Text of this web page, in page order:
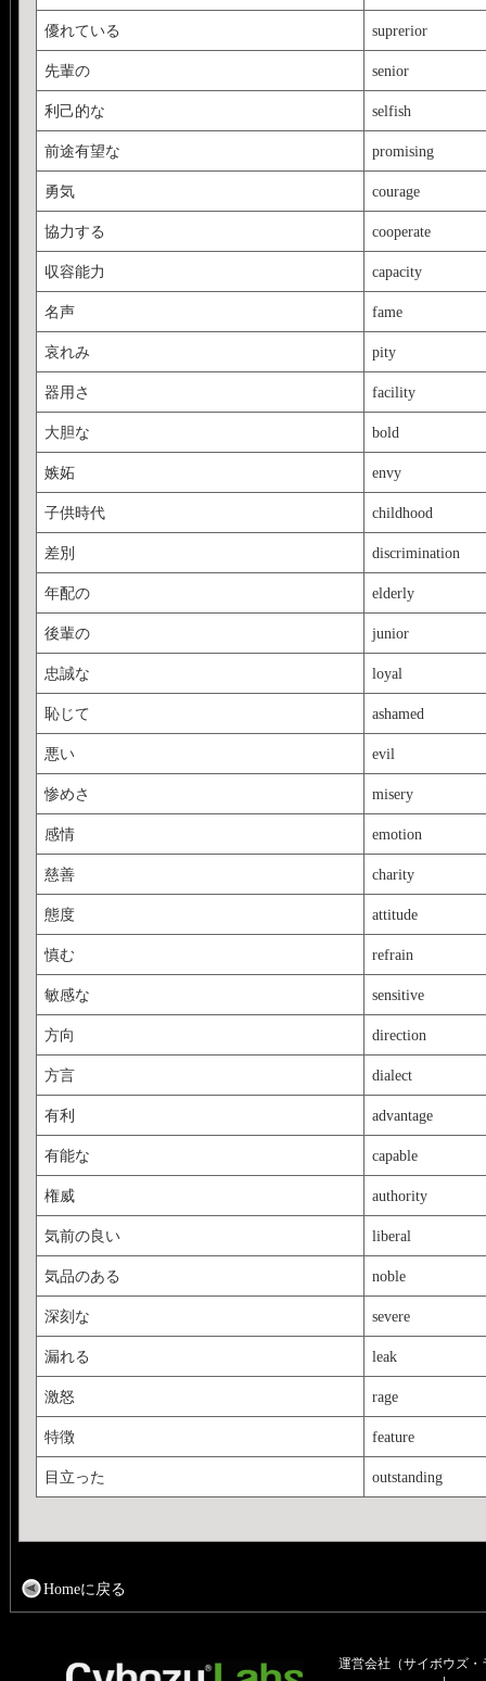
優れている suprerior
先輩の senior
利己的な selfish
前途有望な promising
勇気 courage
協力する cooperate
収容能力 capacity
名声 fame
哀れみ pity
器用さ facility
大胆な bold
嫉妬 envy
子供時代 childhood
差別 discrimination
年配の elderly
後輩の junior
忠誠な loyal
恥じて ashamed
悪い evil
惨めさ misery
感情 emotion
慈善 charity
態度 attitude
慎む refrain
敏感な sensitive
方向 direction
方言 dialect
有利 advantage
有能な capable
権威 authority
気前の良い liberal
気品のある noble
深刻な severe
漏れる leak
激怒 rage
特徴 feature
目立った outstanding
Homeに戻る
運営会社（サイボウズ・